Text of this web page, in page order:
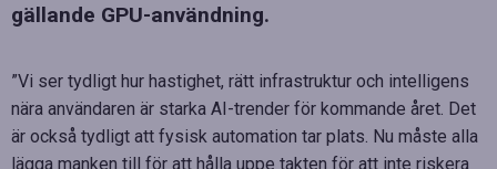
gällande GPU-användning.
”Vi ser tydligt hur hastighet, rätt infrastruktur och intelligens
nära användaren är starka AI-trender för kommande året. Det
är också tydligt att fysisk automation tar plats. Nu måste alla
lägga manken till för att hålla uppe takten för att inte riskera